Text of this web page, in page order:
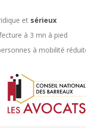
et sérieux
à 3 mn à pied
à mobilité